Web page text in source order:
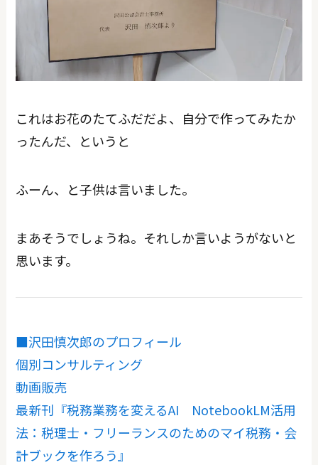
これはお花のたてふだだよ、自分で作ってみたか
ったんだ、というと
ふーん、と子供は言いました。
まあそうでしょうね。それしか言いようがないと
思います。
■沢田慎次郎のプロフィール
個別コンサルティング
動画販売
最新刊『税務業務を変えるAI NotebookLM活用
法：税理士・フリーランスのためのマイ税務・会
計ブックを作ろう』